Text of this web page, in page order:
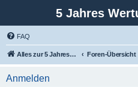
5 Jahres
FAQ
Alles zur 5 Jahreswertung / Tabelle der UEFA mit vielen Statistiken. Foren-Übersicht
Anmelden